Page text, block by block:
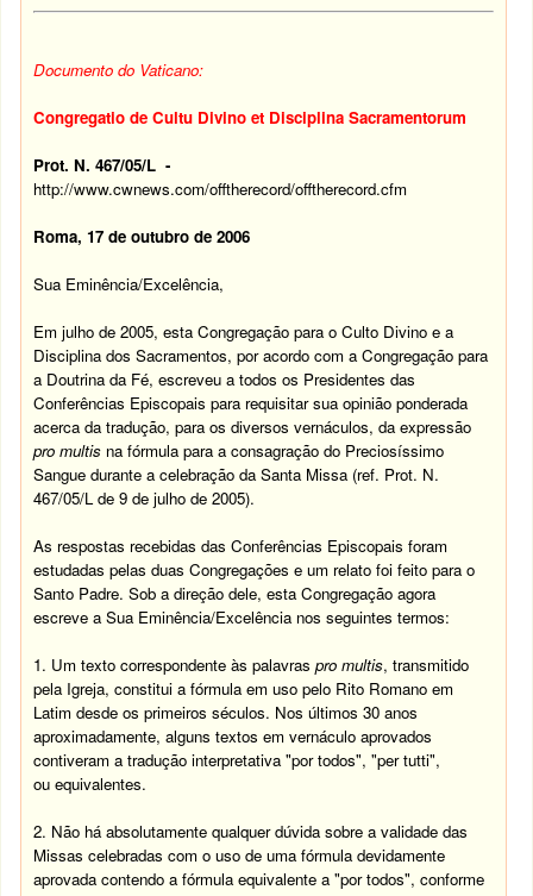
Documento do Vaticano:
Congregatio de Cultu Divino et Disciplina Sacramentorum
Prot. N. 467/05/L -
http://www.cwnews.com/offtherecord/offtherecord.cfm
Roma, 17 de outubro de 2006
Sua Eminência/Excelência,
Em julho de 2005, esta Congregação para o Culto Divino e a
Disciplina dos Sacramentos, por acordo com a Congregação para
a Doutrina da Fé, escreveu a todos os Presidentes das
Conferências Episcopais para requisitar sua opinião ponderada
acerca da tradução, para os diversos vernáculos, da expressão
pro multis na fórmula para a consagração do Preciosí­ssimo
Sangue durante a celebração da Santa Missa (ref. Prot. N.
467/05/L de 9 de julho de 2005).
As respostas recebidas das Conferências Episcopais foram
estudadas pelas duas Congregações e um relato foi feito para o
Santo Padre. Sob a direção dele, esta Congregação agora
escreve a Sua Eminência/Excelência nos seguintes termos:
1. Um texto correspondente àspalavraspro multis, transmitido
pela Igreja, constitui a fórmula em uso pelo Rito Romano em
Latim desde os primeiros séculos. Nos últimos 30 anos
aproximadamente, alguns textos em vernáculo aprovados
contiveram a tradução interpretativa "por todos", "per tutti",
ou equivalentes.
2. Não há absolutamente qualquer dúvida sobre a validade das
Missas celebradas com o uso de uma fórmula devidamente
aprovada contendo a fórmula equivalente a "por todos", conforme